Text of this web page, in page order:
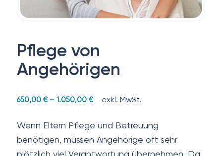
Pflege von
Angehörigen
650,00 €– 1.050,00 € exkl. MwSt.
Wenn Eltern Pflege und Betreuung
benötigen, müssen Angehörige oft sehr
plötzlich viel Verantwortung übernehmen. Da